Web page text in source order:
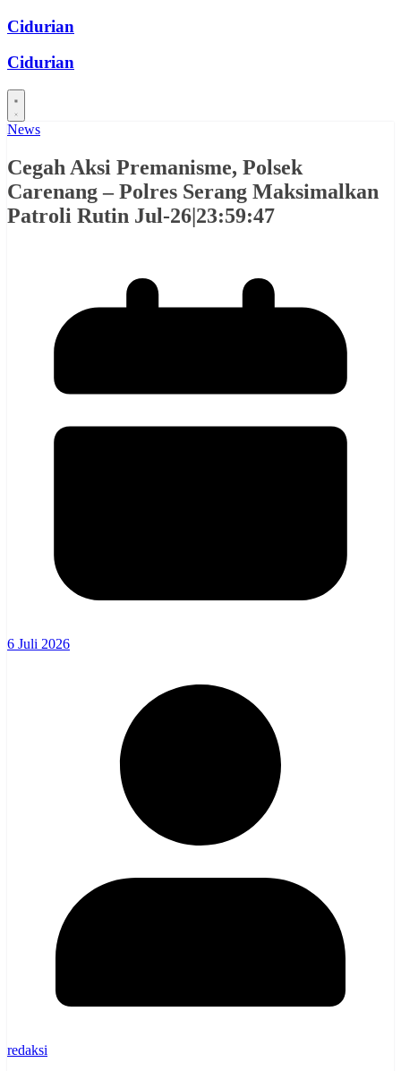
Skip
content
Cidurian
Cidurian
News
Cegah Aksi Premanisme, Polsek
Carenang – Polres Serang Maksimalkan
Patroli Rutin Jul-26|23:59:47
6 Juli 2026
redaksi